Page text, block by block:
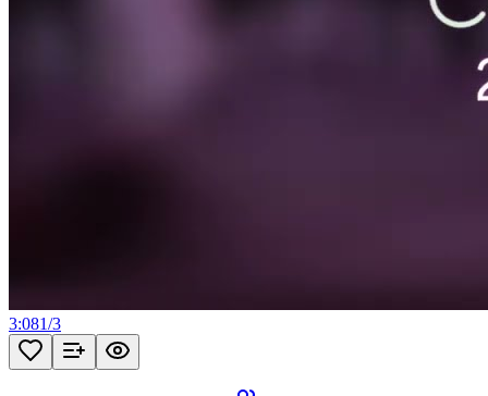
3:081/3